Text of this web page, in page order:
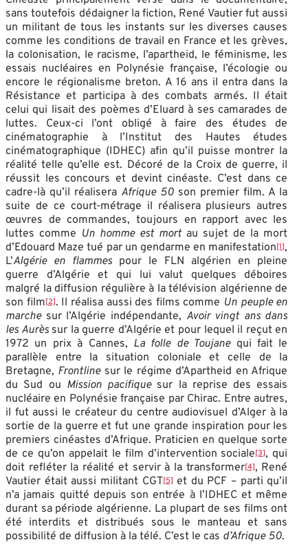
sans toutefois dédaigner la fiction, René Vautier fut aussi
un militant de tous les instants sur les diverses causes
comme les conditions de travail en France et les grèves,
la colonisation, le racisme, l’apartheid, le féminisme, les
essais nucléaires en Polynésie française, l’écologie ou
encore le régionalisme breton. A 16 ans il entra dans la
Résistance et participa à des combats armés. Il était
celui qui lisait des poèmes d’Eluard à ses camarades de
luttes. Ceux-ci l’ont obligé à faire des études de
cinématographie à l’Institut des Hautes études
cinématographique (IDHEC) afin qu’il puisse montrer la
réalité telle qu’elle est. Décoré de la Croix de guerre, il
réussit les concours et devint cinéaste. C’est dans ce
cadre-là qu’il réalisera Afrique 50 son premier film. A la
suite de ce court-métrage il réalisera plusieurs autres
œuvres de commandes, toujours en rapport avec les
luttes comme Un homme est mortau sujet de la mort
d’Edouard Maze tué par un gendarme en manifestation [1],
L’Algérie en flammes pour le FLN algérien en pleine
guerre d’Algérie et qui lui valut quelques déboires
malgré la diffusion régulière à la télévision algérienne de
son film[2]. Il réalisa aussi des films comme Un peuple en
marchesur l’Algérie indépendante, Avoir vingt ans dans
les Aurèssur la guerre d’Algérie et pour lequel il reçut en
1972 un prix à Cannes, La folle de Toujanequi fait le
parallèle entre la situation coloniale et celle de la
Bretagne, Frontlinesur le régime d’Apartheid en Afrique
du Sud ou Mission pacifiquesur la reprise des essais
nucléaire en Polynésie française par Chirac. Entre autres,
il fut aussi le créateur du centre audiovisuel d’Alger à la
sortie de la guerre et fut une grande inspiration pour les
premiers cinéastes d’Afrique. Praticien en quelque sorte
de ce qu’on appelait le film d’intervention sociale[3], qui
doit refléter la réalité et servir à la transformer[4], René
Vautier était aussi militant CGT[5] et du PCF – parti qu’il
n’a jamais quitté depuis son entrée à l’IDHEC et même
durant sa période algérienne. La plupart de ses films ont
été interdits et distribués sous le manteau et sans
possibilité de diffusion à la télé. C’est le cas d’Afrique 50.